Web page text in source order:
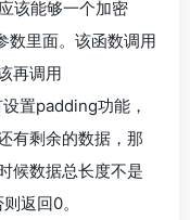
该能够一个加密
数里面。该函数调用
再调用
置padding功能，
有剩余的数据，那
候数据总长度不是
返回0。